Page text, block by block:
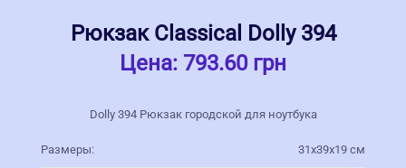
Рюкзак Classical Dolly 394
Цена: 793.60 грн
Dolly 394 Рюкзак городской для ноутбука
Размеры: 31х39х19 см